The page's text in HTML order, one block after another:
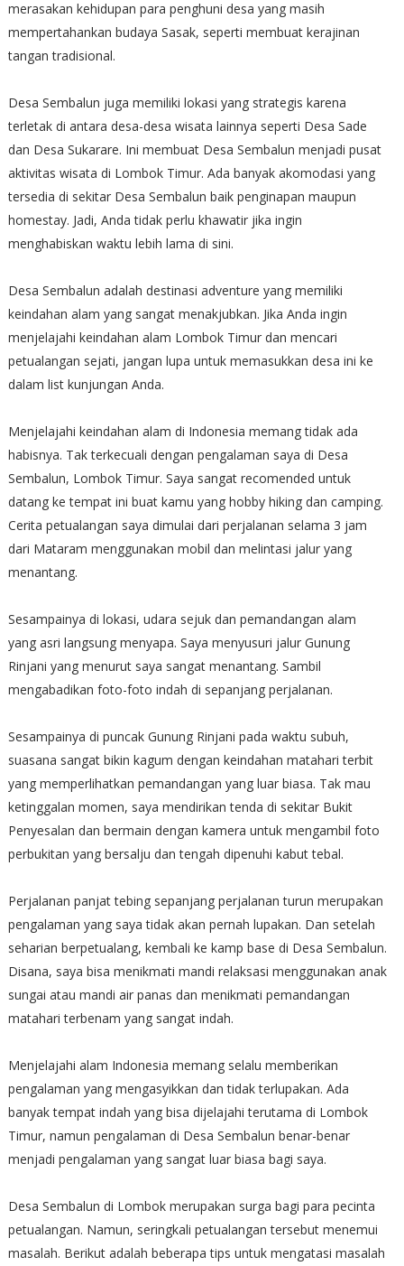
merasakan kehidupan para penghuni desa yang masih
mempertahankan budaya Sasak, seperti membuat kerajinan
tangan tradisional.
Desa Sembalun juga memiliki lokasi yang strategis karena
terletak di antara desa-desa wisata lainnya seperti Desa Sade
dan Desa Sukarare. Ini membuat Desa Sembalun menjadi pusat
aktivitas wisata di Lombok Timur. Ada banyak akomodasi yang
tersedia di sekitar Desa Sembalun baik penginapan maupun
homestay. Jadi, Anda tidak perlu khawatir jika ingin
menghabiskan waktu lebih lama di sini.
Desa Sembalun adalah destinasi adventure yang memiliki
keindahan alam yang sangat menakjubkan. Jika Anda ingin
menjelajahi keindahan alam Lombok Timur dan mencari
petualangan sejati, jangan lupa untuk memasukkan desa ini ke
dalam list kunjungan Anda.
Menjelajahi keindahan alam di Indonesia memang tidak ada
habisnya. Tak terkecuali dengan pengalaman saya di Desa
Sembalun, Lombok Timur. Saya sangat recomended untuk
datang ke tempat ini buat kamu yang hobby hiking dan camping.
Cerita petualangan saya dimulai dari perjalanan selama 3 jam
dari Mataram menggunakan mobil dan melintasi jalur yang
menantang.
Sesampainya di lokasi, udara sejuk dan pemandangan alam
yang asri langsung menyapa. Saya menyusuri jalur Gunung
Rinjani yang menurut saya sangat menantang. Sambil
mengabadikan foto-foto indah di sepanjang perjalanan.
Sesampainya di puncak Gunung Rinjani pada waktu subuh,
suasana sangat bikin kagum dengan keindahan matahari terbit
yang memperlihatkan pemandangan yang luar biasa. Tak mau
ketinggalan momen, saya mendirikan tenda di sekitar Bukit
Penyesalan dan bermain dengan kamera untuk mengambil foto
perbukitan yang bersalju dan tengah dipenuhi kabut tebal.
Perjalanan panjat tebing sepanjang perjalanan turun merupakan
pengalaman yang saya tidak akan pernah lupakan. Dan setelah
seharian berpetualang, kembali ke kamp base di Desa Sembalun.
Disana, saya bisa menikmati mandi relaksasi menggunakan anak
sungai atau mandi air panas dan menikmati pemandangan
matahari terbenam yang sangat indah.
Menjelajahi alam Indonesia memang selalu memberikan
pengalaman yang mengasyikkan dan tidak terlupakan. Ada
banyak tempat indah yang bisa dijelajahi terutama di Lombok
Timur, namun pengalaman di Desa Sembalun benar-benar
menjadi pengalaman yang sangat luar biasa bagi saya.
Desa Sembalun di Lombok merupakan surga bagi para pecinta
petualangan. Namun, seringkali petualangan tersebut menemui
masalah. Berikut adalah beberapa tips untuk mengatasi masalah